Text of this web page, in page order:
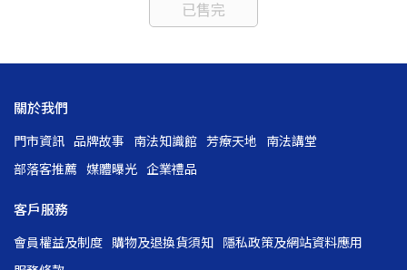
已售完
關於我們
門市資訊 品牌故事 南法知識館 芳療天地 南法講堂
部落客推薦 媒體曝光 企業禮品
客戶服務
會員權益及制度 購物及退換貨須知 隱私政策及網站資料應用